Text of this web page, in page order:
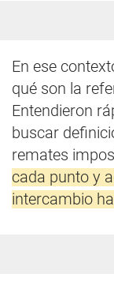
En ese
qué son la
Entendieron
buscar
remates
cada punto y
intercambio